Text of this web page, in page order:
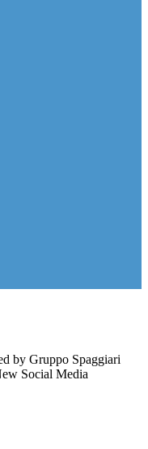
by Gruppo Spaggiari
Social Media